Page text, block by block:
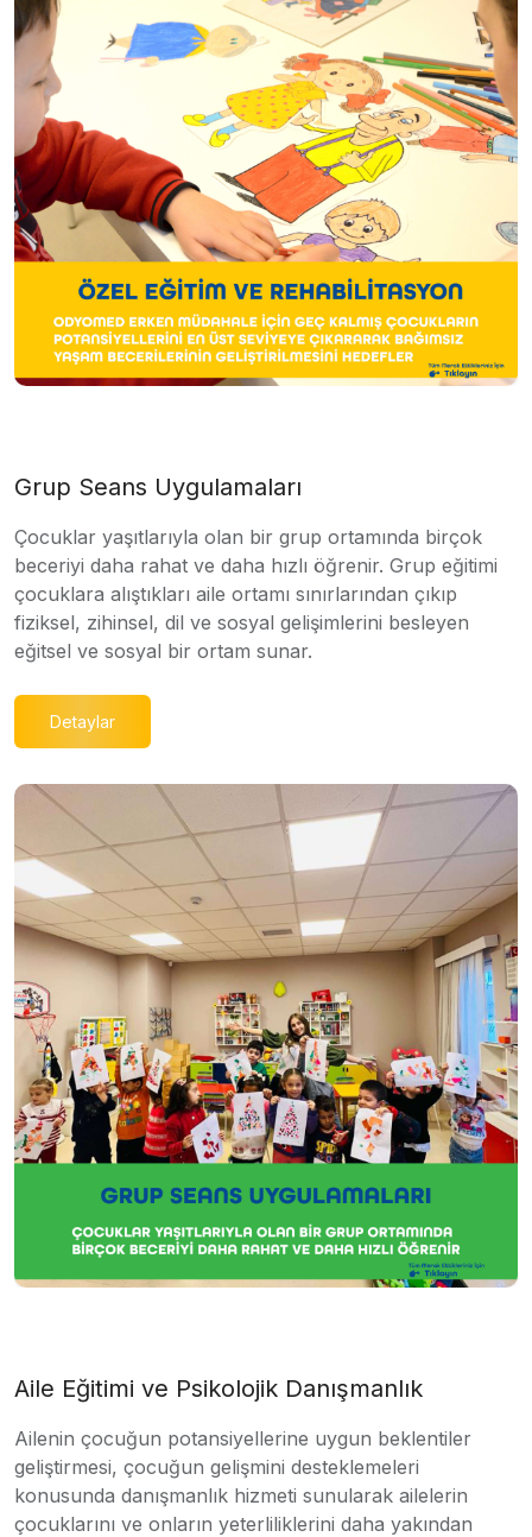
Grup Seans Uygulamaları
Çocuklar yaşıtlarıyla olan bir grup ortamında birçok
beceriyi daha rahat ve daha hızlı öğrenir. Grup eğitimi
çocuklara alıştıkları aile ortamı sınırlarından çıkıp
fiziksel, zihinsel, dil ve sosyal gelişimlerini besleyen
eğitsel ve sosyal bir ortam sunar.
Detaylar
Aile Eğitimi ve Psikolojik Danışmanlık
Ailenin çocuğun potansiyellerine uygun beklentiler
geliştirmesi, çocuğun gelişmini desteklemeleri
konusunda danışmanlık hizmeti sunularak ailelerin
çocuklarını ve onların yeterliliklerini daha yakından